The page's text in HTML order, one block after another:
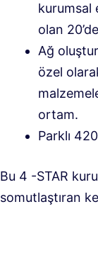
kurumsal
olan
Ağ
özel
ortam.
Parklı
Bu 4 -STAR
somutlaştıran